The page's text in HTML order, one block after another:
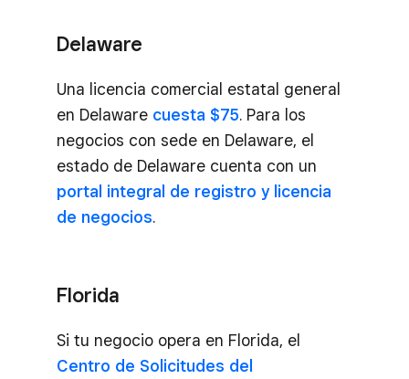
Delaware
Una licencia comercial estatal general
en Delaware cuesta $75. Para los
negocios con sede en Delaware, el
estado de Delaware cuenta con un
portal integral de registro y licencia
de negocios.
Florida
Si tu negocio opera en Florida, el
Centro de Solicitudes del